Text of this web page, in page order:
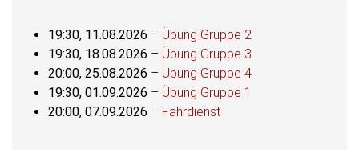
19:30, 11.08.2026 – Übung Gruppe 2
19:30, 18.08.2026 – Übung Gruppe 3
20:00, 25.08.2026 – Übung Gruppe 4
19:30, 01.09.2026 – Übung Gruppe 1
20:00, 07.09.2026 – Fahrdienst